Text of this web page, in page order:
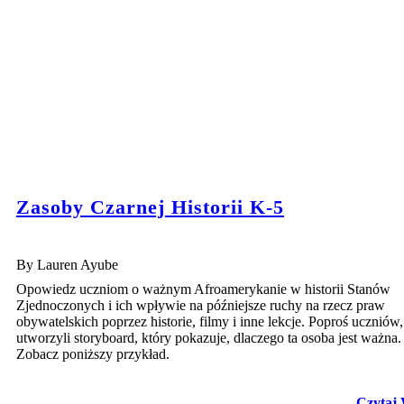
Zasoby Czarnej Historii K-5
By Lauren Ayube
Opowiedz uczniom o ważnym Afroamerykanie w historii Stanów
Zjednoczonych i ich wpływie na późniejsze ruchy na rzecz praw
obywatelskich poprzez historie, filmy i inne lekcje. Poproś
utworzyli storyboard, który pokazuje, dlaczego ta osoba jest ważna.
Zobacz poniższy przykład.